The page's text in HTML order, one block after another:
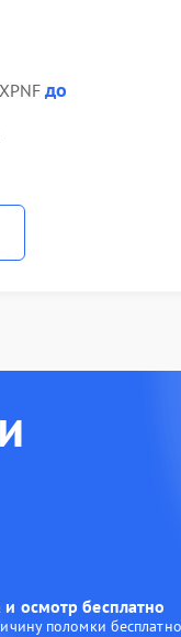
до
и осмотр бесплатно
поломки бесплатно